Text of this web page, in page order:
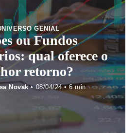
GENIAL
ou Fundos
qual oferece o
retorno?
Novak• 08/04/24 •